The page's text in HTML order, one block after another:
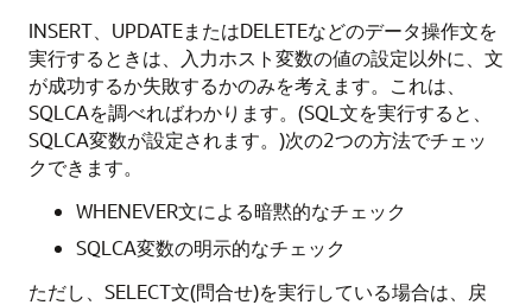
INSERT、UPDATEまたはDELETEなどのデータ操作文を
実行するときは、入力ホスト変数の値の設定以外に、文
が成功するか失敗するかのみを考えます。これは、
SQLCAを調べればわかります。(SQL文を実行すると、
SQLCA変数が設定されます。)次の2つの方法でチェッ
クできます。
WHENEVER文による暗黙的なチェック
SQLCA変数の明示的なチェック
ただし、SELECT文(問合せ)を実行している場合は、戻